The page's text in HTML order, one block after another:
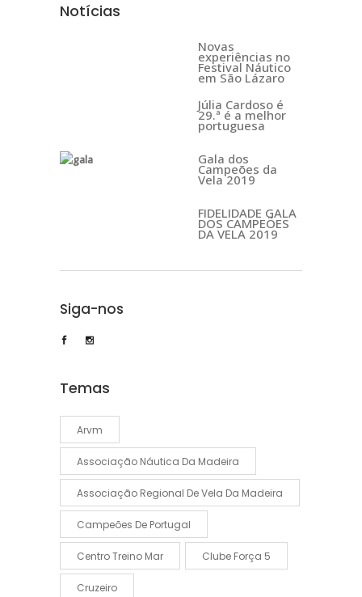
Notícias
Novas
experiências no
Festival Náutico
em São Lázaro
Júlia Cardoso é
29.ª é a melhor
portuguesa
Gala dos
Campeões da
Vela 2019
FIDELIDADE GALA
DOS CAMPEÕES
DA VELA 2019
Siga-nos
Temas
Arvm
Associação Náutica Da Madeira
Associação Regional De Vela Da Madeira
Campeões De Portugal
Centro Treino Mar Clube Força 5
Cruzeiro